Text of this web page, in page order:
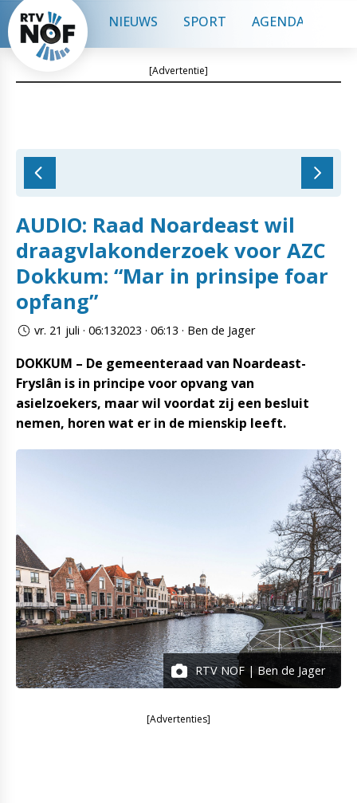
NIEUWS SPORT AGENDA
[Advertentie]
AUDIO: Raad Noardeast wil
draagvlakonderzoek voor AZC
Dokkum: “Mar in prinsipe foar
opfang”
vr. 21 juli · 06:132023 · 06:13 · Ben de Jager
DOKKUM – De gemeenteraad van Noardeast-
Fryslân is in principe voor opvang van
asielzoekers, maar wil voordat zij een besluit
nemen, horen wat er in de mienskip leeft.
RTV NOF | Ben de Jager
[Advertenties]